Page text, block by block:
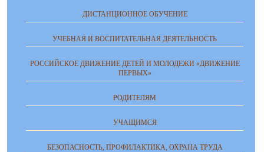
ДИСТАНЦИОННОЕ ОБУЧЕНИЕ
УЧЕБНАЯ И ВОСПИТАТЕЛЬНАЯ ДЕЯТЕЛЬНОСТЬ
РОССИЙСКОЕ ДВИЖЕНИЕ ДЕТЕЙ И МОЛОДЕЖИ «ДВИЖЕНИЕ
ПЕРВЫХ»
РОДИТЕЛЯМ
УЧАЩИМСЯ
БЕЗОПАСНОСТЬ, ПРОФИЛАКТИКА, ОХРАНА ТРУДА